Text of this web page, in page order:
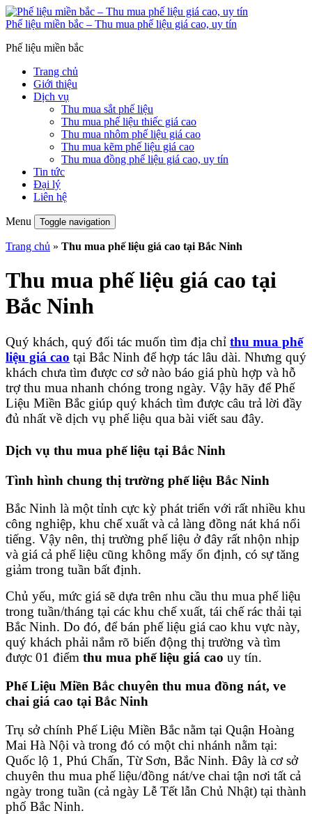
Phế liệu miền bắc – Thu mua phế liệu giá cao, uy tín
Phế liệu miền bắc
Trang chủ
Giới thiệu
Dịch vụ
Thu mua sắt phế liệu
Thu mua phế liệu thiếc giá cao
Thu mua nhôm phế liệu giá cao
Thu mua kẽm phế liệu giá cao
Thu mua đồng phế liệu giá cao, uy tín
Tin tức
Đại lý
Liên hệ
Menu Toggle navigation
Trang chủ » Thu mua phế liệu giá cao tại Bắc Ninh
Thu mua phế liệu giá cao tại
Bắc Ninh
Quý khách, quý đối tác muốn tìm địa chỉ thu mua phế
liệu giá cao tại Bắc Ninh để hợp tác lâu dài. Nhưng quý
khách chưa tìm được cơ sở nào báo giá phù hợp và hỗ
trợ thu mua nhanh chóng trong ngày. Vậy hãy để Phế
Liệu Miền Bắc giúp quý khách tìm được câu trả lời đầy
đủ nhất về dịch vụ phế liệu qua bài viết sau đây.
Dịch vụ thu mua phế liệu tại Bắc Ninh
Tình hình chung thị trường phế liệu Bắc Ninh
Bắc Ninh là một tỉnh cực kỳ phát triển với rất nhiều khu
công nghiệp, khu chế xuất và cả làng đồng nát khá nổi
tiếng. Vậy nên, thị trường phế liệu ở đây rất nhộn nhịp
và giá cả phế liệu cũng không mấy ổn định, có sự tăng
giảm trong tuần bất định.
Chủ yếu, mức giá sẽ dựa trên nhu cầu thu mua phế liệu
trong tuần/tháng tại các khu chế xuất, tái chế rác thải tại
Bắc Ninh. Do đó, để bán phế liệu giá cao khu vực này,
quý khách phải nắm rõ biến động thị trường và tìm
được 01 điểm thu mua phế liệu giá cao uy tín.
Phế Liệu Miền Bắc chuyên thu mua đồng nát, ve
chai giá cao tại Bắc Ninh
Trụ sở chính Phế Liệu Miền Bắc nằm tại Quận Hoàng
Mai Hà Nội và trong đó có một chi nhánh nằm tại:
Quốc lộ 1, Phú Chấn, Từ Sơn, Bắc Ninh. Đây là cơ sở
chuyên thu mua phế liệu/đồng nát/ve chai tận nơi tất cả
ngày trong tuần (cả ngày Lễ Tết lẫn Chủ Nhật) tại thành
phố Bắc Ninh.